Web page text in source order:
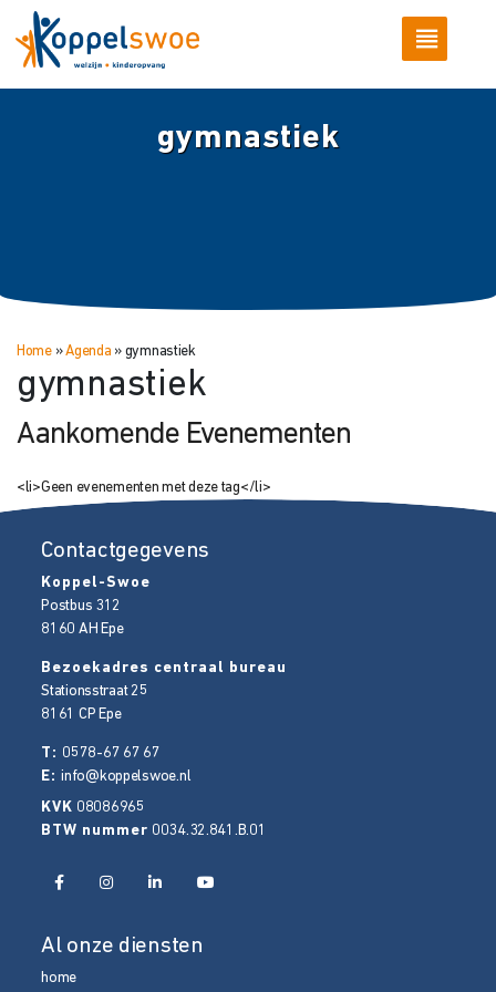
gymnastiek
Home»Agenda » gymnastiek
gymnastiek
Aankomende Evenementen
<li>Geen evenementen met deze tag</li>
Contactgegevens
Koppel-Swoe
Postbus 312
8160 AH Epe
Bezoekadres centraal bureau
Stationsstraat 25
8161 CP Epe
T: 0578-67 67 67
E:info@koppelswoe.nl
KVK 08086965
BTW nummer 0034.32.841.B.01
Al onze diensten
home